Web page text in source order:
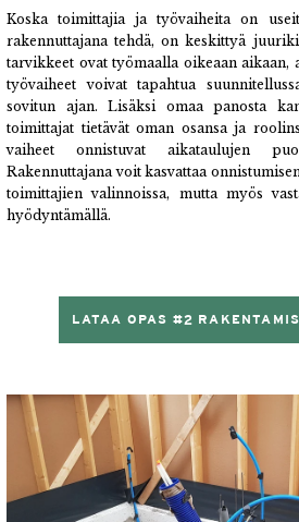
Koska toimittajia ja työvaiheita on
rakennuttajana tehdä, on keskittyä
tarvikkeet ovat työmaalla oikeaan aikaan,
työvaiheet voivat tapahtua
sovitun ajan. Lisäksi omaa panosta
toimittajat tietävät oman osansa ja
vaiheet onnistuvat aikataulujen
Rakennuttajana voit kasvattaa
toimittajien valinnoissa, mutta myös
hyödyntämällä.
LATAA OPAS #2